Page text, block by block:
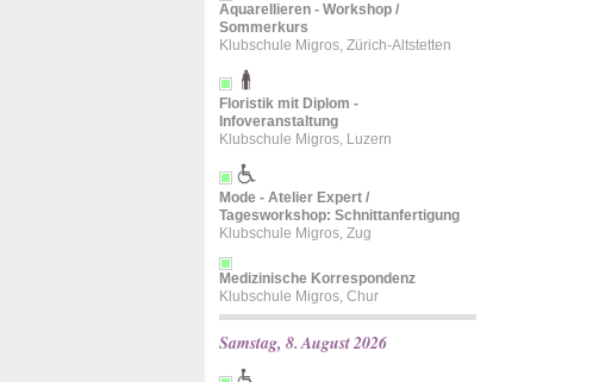
Aquarellieren - Workshop /
Sommerkurs
Klubschule Migros, Zürich-Altstetten
Floristik mit Diplom -
Infoveranstaltung
Klubschule Migros, Luzern
Mode - Atelier Expert /
Tagesworkshop: Schnittanfertigung
Klubschule Migros, Zug
Medizinische Korrespondenz
Klubschule Migros, Chur
Samstag, 8. August 2026